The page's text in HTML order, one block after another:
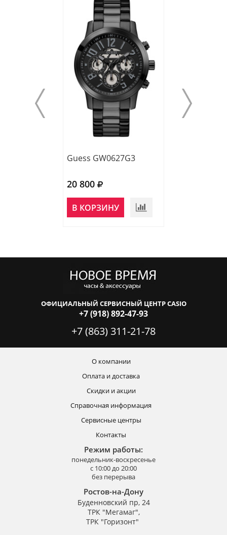
Guess GW0627G3
20 800
В КОРЗИНУ
ОФИЦИАЛЬНЫЙ СЕРВИСНЫЙ ЦЕНТР CASIO
+7 (918) 892-47-93
+7 (863) 311-21-78
О компании
Оплата и доставка
Скидки и акции
Справочная информация
Сервисные центры
Контакты
Режим работы:
понедельник-воскресенье
с 10:00 до 20:00
без перерыва
Ростов-на-Дону
Буденновский пр, 24
ТРК "Мегамаг",
ТРК "Горизонт"